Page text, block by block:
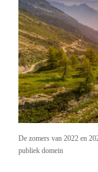
De zomers van 2022 en
publiek domein